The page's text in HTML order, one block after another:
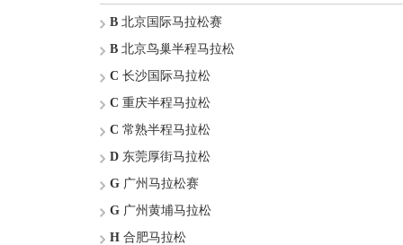
B 北京国际马拉松赛
B 北京鸟巢半程马拉松
C 长沙国际马拉松
C 重庆半程马拉松
C 常熟半程马拉松
D 东莞厚街马拉松
G 广州马拉松赛
G 广州黄埔马拉松
H 合肥马拉松